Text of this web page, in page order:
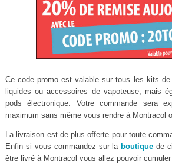
Ce code promo est valable sur tous les kits de
liquides ou accessoires de vapoteuse, mais
pods électronique. Votre commande sera
maximum sans même vous rendre à Montracol
La livraison est de plus offerte pour toute
Enfin si vous commandez sur la boutique de
être livré à Montracol vous allez pouvoir